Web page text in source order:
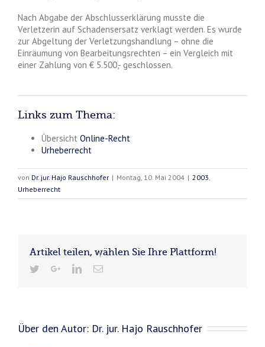
Nach Abgabe der Abschlusserklärung musste die
Verletzerin auf Schadensersatz verklagt werden. Es wurde
zur Abgeltung der Verletzungshandlung – ohne die
Einräumung von Bearbeitungsrechten – ein Vergleich mit
einer Zahlung von € 5.500,- geschlossen.
Links zum Thema:
Übersicht Online-Recht
Urheberrecht
von Dr. jur. Hajo Rauschhofer | Montag, 10. Mai 2004 | 2003
Urheberrecht
Artikel teilen, wählen Sie Ihre Plattform!
Über den Autor: Dr. jur. Hajo Rauschhofer